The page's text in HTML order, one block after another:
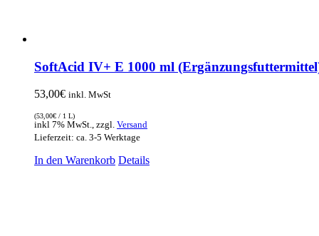
SoftAcid IV+ E 1000 ml
53,00€ inkl. MwSt
(53,00€ / 1 L)
inkl 7% MwSt., zzgl. Versand
Lieferzeit: ca. 3-5 Werktage
In den Warenkorb Details